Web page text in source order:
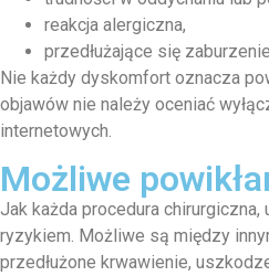
reakcja alergiczna,
przedłużające się
Nie każdy dyskomfort oznacza
objawów nie należy oceniać
internetowych.
Możliwe
Jak każda procedura
ryzykiem. Możliwe są między
przedłużone krwawienie,